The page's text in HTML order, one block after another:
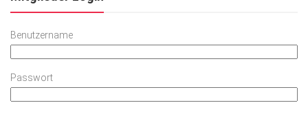
Benutzername
Passwort